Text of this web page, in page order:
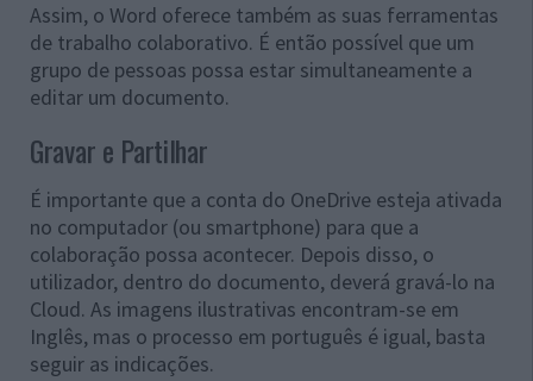
Assim, o Word oferece também as suas ferramentas
de trabalho colaborativo. É então possível que um
grupo de pessoas possa estar simultaneamente a
editar um documento.
Gravar e Partilhar
É importante que a conta do OneDrive esteja ativada
no computador (ou smartphone) para que a
colaboração possa acontecer. Depois disso, o
utilizador, dentro do documento, deverá gravá-lo na
Cloud. As imagens ilustrativas encontram-se em
Inglês, mas o processo em português é igual, basta
seguir as indicações.